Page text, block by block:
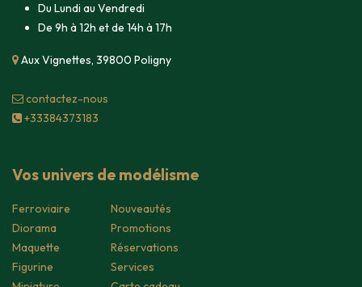
Du Lundi au Vendredi
De 9h à 12h et de 14h à 17h
Aux Vignettes, 39800 Poligny
contacte​z-nous
+33384373183
Vos univers de modélisme
Ferroviaire
Diorama
Maquette
Figurine
Nouveautés
Promotions
Réservations
Services